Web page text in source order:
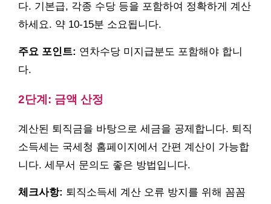
다. 기본급, 각종 수당 등을 포함하여 정확하게 계산
하세요. 약 10-15분 소요됩니다.
주요 포인트: 연차수당 미지급분도 포함해야 합니
다.
2단계: 금액 산정
계산된 퇴직금을 바탕으로 세금을 공제합니다. 퇴직
소득세는 국세청 홈페이지에서 간편 계산이 가능합
니다. 세무서 문의도 좋은 방법입니다.
체크사항: 퇴직소득세 계산 오류 방지를 위해 꼼꼼